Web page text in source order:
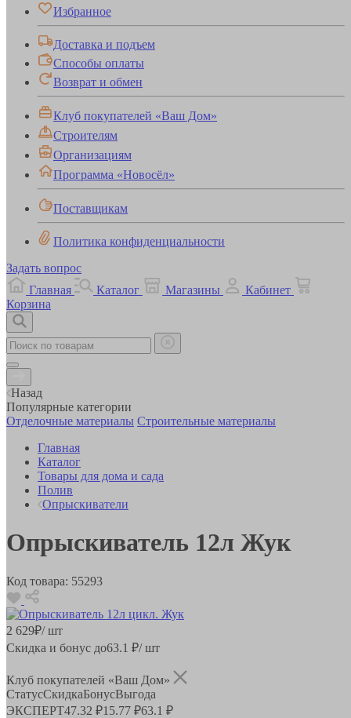
Избранное
Доставка и подъем
Способы оплаты
Возврат и обмен
Клуб покупателей «Ваш Дом»
Строителям
Организациям
Программа «Новосёл»
Поставщикам
Политика конфиденциальности
Задать вопрос
Главная
Каталог Магазины
Кабинет
Корзина
Назад
Популярные категории
Отделочные материалы Строительные материалы
Главная
Каталог
Товары для дома и сада
Полив
Опрыскиватели
Опрыскиватель 12л Жук
Код товара: 55293
2 629₽/ шт
Скидка и бонус до63.1 ₽/ шт
Клуб покупателей «Ваш Дом»
СтатусСкидкаБонусВыгода
ЭКСПЕРТ47.32 ₽15.77 ₽63.1 ₽